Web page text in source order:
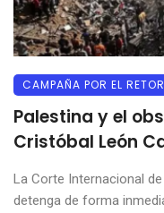
CAMPAÑA POR EL
Palestina y el
Cristóbal León
La Corte Internacional
detenga de forma